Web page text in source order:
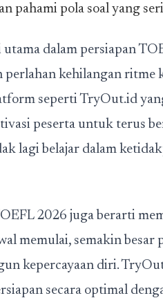
pahami pola soal yang
dalam persiapan
perlahan kehilangan ritme
seperti TryOut.id
peserta untuk terus
lagi belajar dalam
2026 juga berarti
memulai, semakin
kepercayaan diri.
secara optimal